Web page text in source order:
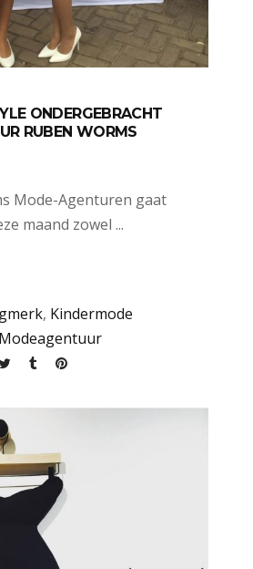
ONDERGEBRACHT
RUBEN WORMS
Mode-Agenturen gaat
maand zowel
, Kindermode
Modeagentuur